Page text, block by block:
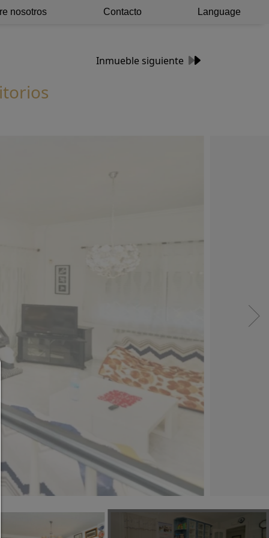
nosotros Contacto Language
Inmueble siguiente
Administradores de consentimiento
AYUDA
Para continuar,debe hacer una selección de
continuación encontrará una explicación de las
opciones y su significado.
permitir todo:
Cualquier cookie,como cookies de seguimiento y
y contenido de terceros.